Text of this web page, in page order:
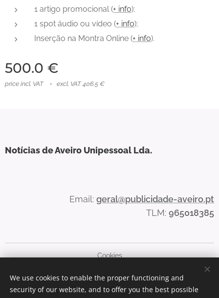
1 artigo promocional (+ info);
1 spot áudio ou vídeo (+ info);
Inserção na Montra Online (+ info).
500.0 €
price incl. VAT excl. VAT 406.5 €
Notícias de Aveiro Unipessoal Lda.
Email: geral@publicidade-aveiro.pt
TLM: 965018385
Cookies
Languages
English
Português
We use cookies to enable the proper functioning and
security of our website, and to offer you the best possible